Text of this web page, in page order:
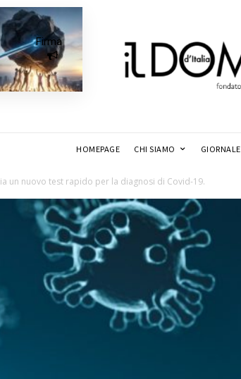
Firma
HOMEPAGE CHI SIAMO GIORNALE
un nuovo test rapido per la diagnosi di Covid-19.